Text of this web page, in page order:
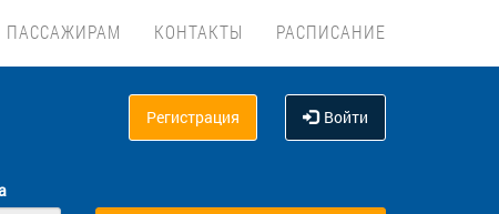
ПАССАЖИРАМ КОНТАКТЫ РАСПИСАНИЕ
Регистрация Войти